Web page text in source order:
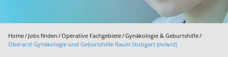
Home Jobs finden Operative Fachgebiete Gynäkologie & Geburtshilfe
Oberarzt Gynäkologie und Geburtshilfe Raum Stuttgart (m/w/d)